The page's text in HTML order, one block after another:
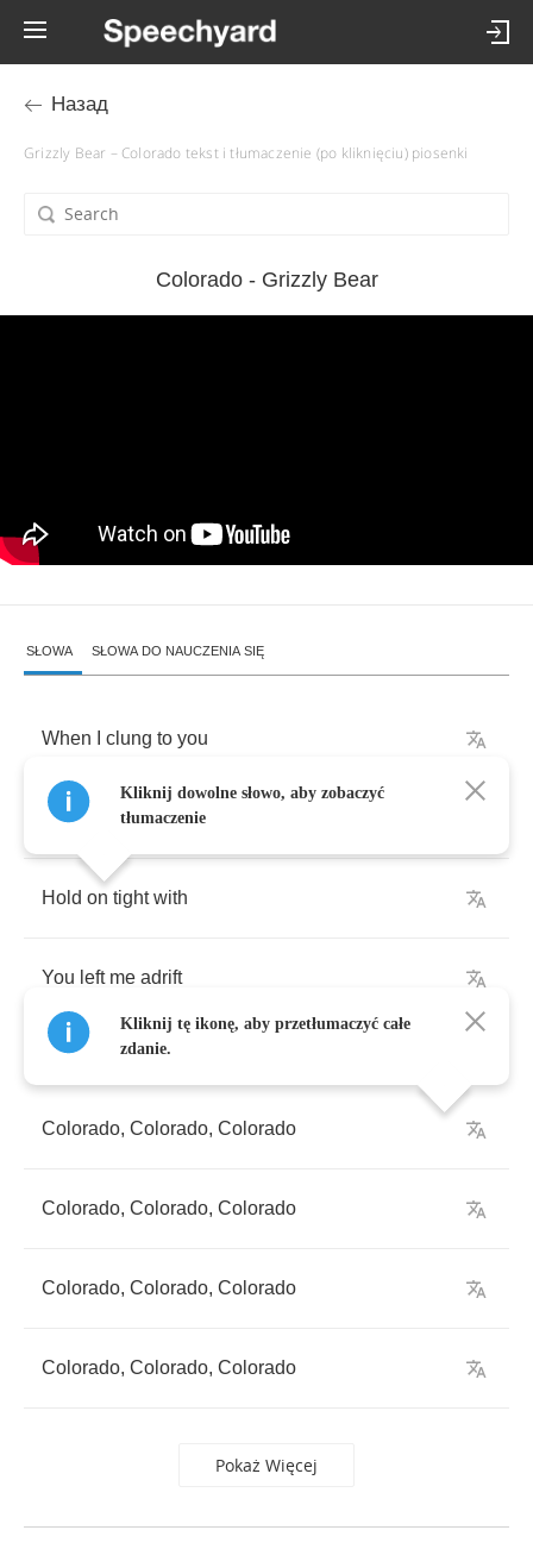
Назад
Grizzly Bear – Colorado tekst i tłumaczenie (po kliknięciu) piosenki
Colorado - Grizzly Bear
SŁOWA SŁOWA DO NAUCZENIA SIĘ
When clung to you
There was nothing to
Hold on tight with
You left me adrift
Colorado, Colorado, Colorado
Colorado, Colorado, Colorado
Colorado, Colorado, Colorado
Colorado, Colorado, Colorado
Pokaż Więcej
Kliknij dowolne słowo, aby zobaczyć
tłumaczenie
Kliknij tę ikonę, aby przetłumaczyć całe
zdanie.